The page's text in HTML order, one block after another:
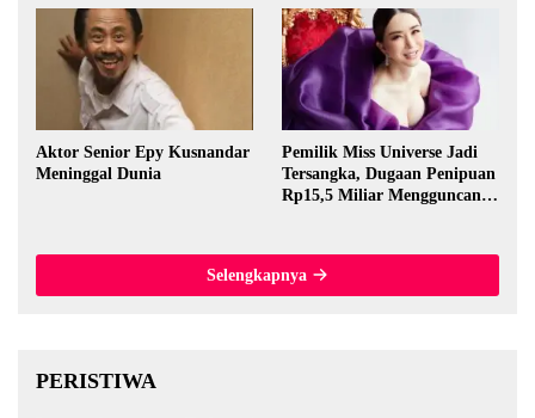
Aktor Senior Epy Kusnandar
Meninggal Dunia
Pemilik Miss Universe Jadi
Tersangka, Dugaan Penipuan
Rp15,5 Miliar Mengguncang
Selengkapnya
PERISTIWA